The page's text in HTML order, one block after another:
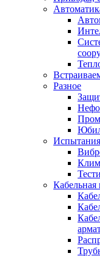
Разное
Кабельная